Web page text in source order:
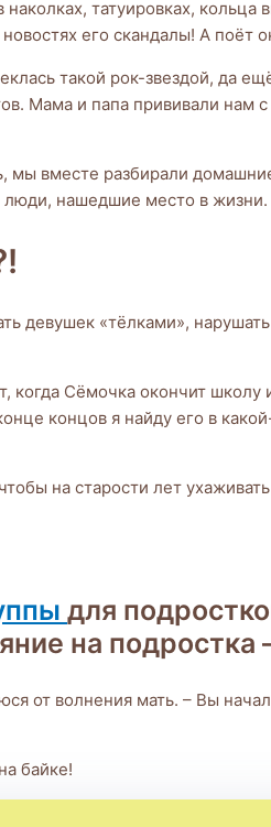
татуировках, кольца
его скандалы! А
такой рок-звездой, да
Мама и папа прививали
вместе разбирали
нашедшие место в жизни.
девушек «тёлками»,
когда Сёмочка окончит
концов я найду его в
на старости лет
для
на
от волнения мать. – Вы
байке!